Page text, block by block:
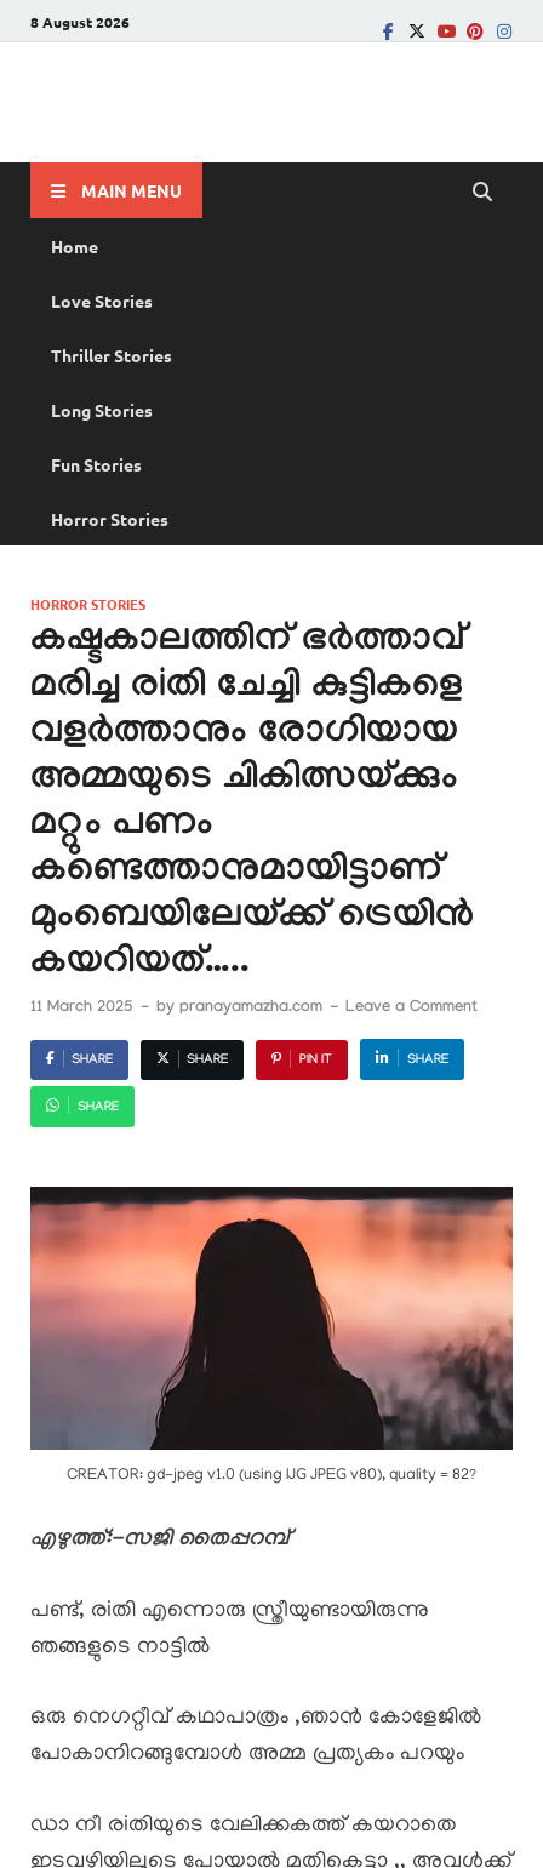
8 August 2026
MAIN MENU
Home
Love Stories
Thriller Stories
Long Stories
Fun Stories
Horror Stories
HORROR STORIES
കഷ്ടകാലത്തിന് ഭർത്താവ്
മരിച്ച രiതി ചേച്ചി കുട്ടികളെ
വളർത്താനും രോഗിയായ
അമ്മയുടെ ചികിത്സയ്ക്കും
മറ്റും പണം
കണ്ടെത്താനുമായിട്ടാണ്
മുംബെയിലേയ്ക്ക് ട്രെയിൻ
കയറിയത്…..
11 March 2025 - by pranayamazha.com - Leave a Comment
SHARE SHARE PIN IT SHARE
SHARE
CREATOR: gd-jpeg v1.0 (using IJG JPEG v80), quality = 82?
എഴുത്ത്:-സജി തൈപ്പറമ്പ്
പണ്ട്, രiതി എന്നൊരു സ്ത്രീയുണ്ടായിരുന്നു
ഞങ്ങളുടെ നാട്ടിൽ
ഒരു നെഗറ്റീവ് കഥാപാത്രം ,ഞാൻ കോളേജിൽ
പോകാനിറങ്ങുമ്പോൾ അമ്മ പ്രത്യകം പറയും
ഡാ നീ രiതിയുടെ വേലിക്കകത്ത് കയറാതെ
ഇടവഴിയിലൂടെ പോയാൽ മതികെട്ടാ ,, അവൾക്ക്